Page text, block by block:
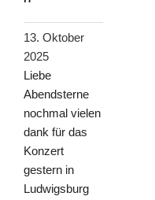
13. Oktober
2025
Liebe
Abendsterne
nochmal vielen
dank für das
Konzert
gestern in
Ludwigsburg